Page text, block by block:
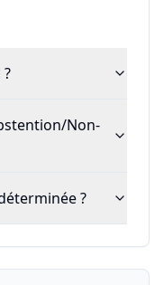
Non-
?